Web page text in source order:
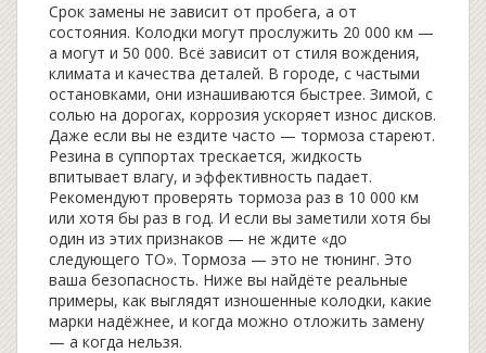
Срок замены не зависит от пробега, а от
состояния. Колодки могут прослужить 20 000 км —
а могут и 50 000. Всё зависит от стиля вождения,
климата и качества деталей. В городе, с частыми
остановками, они изнашиваются быстрее. Зимой, с
солью на дорогах, коррозия ускоряет износ дисков.
Даже если вы не ездите часто — тормоза стареют.
Резина в суппортах трескается, жидкость
впитывает влагу, и эффективность падает.
Рекомендуют проверять тормоза раз в 10 000 км
или хотя бы раз в год. И если вы заметили хотя бы
один из этих признаков — не ждите «до
следующего ТО». Тормоза — это не тюнинг. Это
ваша безопасность. Ниже вы найдёте реальные
примеры, как выглядят изношенные колодки, какие
марки надёжнее, и когда можно отложить замену
— а когда нельзя.